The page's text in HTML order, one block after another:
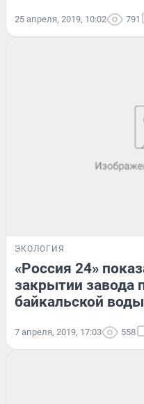
25 апреля, 2019, 10:02 791
ЭКОЛОГИЯ
«Россия 24»
закрытии завода
байкальской
7 апреля, 2019, 17:03 558